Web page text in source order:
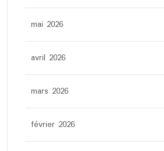
mai 2026
avril 2026
mars 2026
février 2026